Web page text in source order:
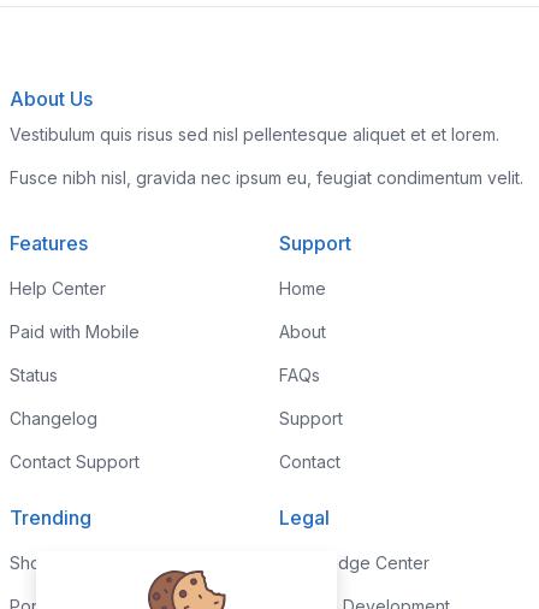
About Us
Vestibulum quis risus sed nisl pellentesque aliquet et et lorem.
Fusce nibh nisl, gravida nec ipsum eu, feugiat condimentum velit.
Features
Help Center
Paid with Mobile
Status
Changelog
Contact Support
Support
Home
About
FAQs
Support
Contact
Trending
Shop
Legal
Knowledge Center